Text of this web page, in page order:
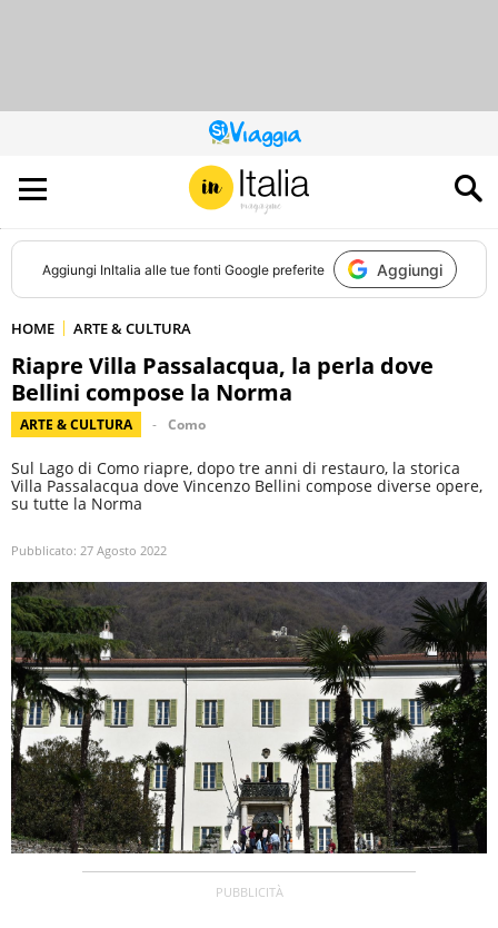
QUESTO
SITO
CONTRIBUISCE
ALL’AUDIENCE
DI
Aggiungi InItalia alle tue fonti Google preferite Aggiungi
HOME ARTE & CULTURA
Riapre Villa Passalacqua, la perla dove
Bellini compose la Norma
ARTE & CULTURA Como
Sul Lago di Como riapre, dopo tre anni di restauro, la storica
Villa Passalacqua dove Vincenzo Bellini compose diverse opere,
su tutte la Norma
Pubblicato: 27 Agosto 2022